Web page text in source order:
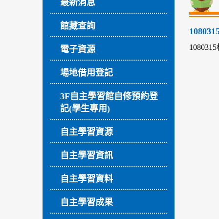
最新消息
館藏查詢
電子資源
場地借用登記
3F自主學習館自修預約登
記(學生專用)
自主學習資源
自主學習資訊
自主學習資料
自主學習成果
1080315